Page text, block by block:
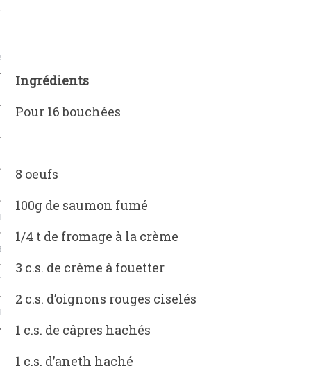
& FRUITS DE MER
UNIS
Ingrédients
Pour 16 bouchées
8 oeufs
100g de saumon fumé
1/4 t de fromage à la crème
3 c.s. de crème à fouetter
2 c.s. d’oignons rouges ciselés
1 c.s. de câpres hachés
1 c.s. d’aneth haché